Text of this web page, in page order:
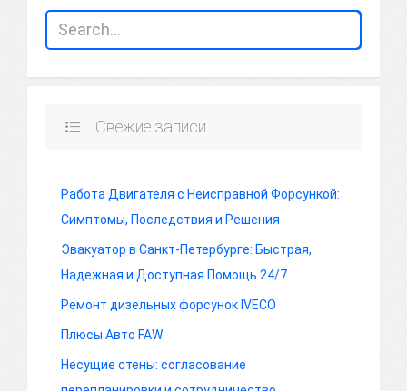
Свежие записи
Работа Двигателя с Неисправной Форсункой:
Симптомы, Последствия и Решения
Эвакуатор в Санкт-Петербурге: Быстрая,
Надежная и Доступная Помощь 24/7
Ремонт дизельных форсунок IVECO
Плюсы Авто FAW
Несущие стены: согласование